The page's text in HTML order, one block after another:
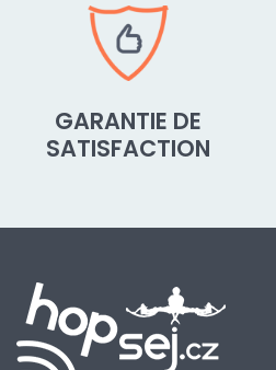
GARANTIE DE
SATISFACTION